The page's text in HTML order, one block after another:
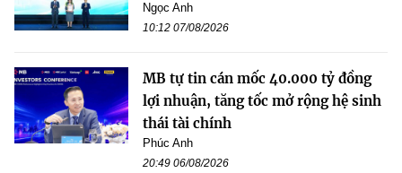
Ngọc Anh
10:12 07/08/2026
MB tự tin cán mốc 40.000 tỷ đồng
lợi nhuận, tăng tốc mở rộng hệ sinh
thái tài chính
Phúc Anh
20:49 06/08/2026